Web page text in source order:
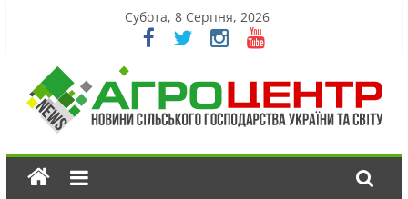
Субота, 8 Серпня, 2026